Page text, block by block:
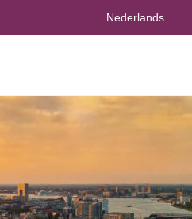
Nederlands